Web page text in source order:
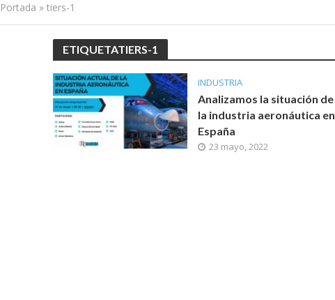
Portada » tiers-1
ETIQUETATIERS-1
INDUSTRIA
Analizamos la situación de
la industria aeronáutica en
España
23 mayo, 2022